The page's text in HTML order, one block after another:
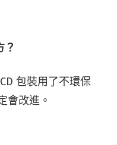
？
包裝用了不環保
會改進。